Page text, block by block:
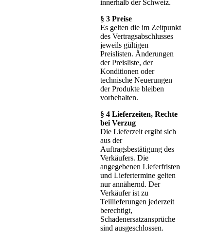
innerhalb der Schweiz.
§ 3 Preise
Es gelten die im Zeitpunkt
des Vertragsabschlusses
jeweils gültigen
Preislisten. Änderungen
der Preisliste, der
Konditionen oder
technische Neuerungen
der Produkte bleiben
vorbehalten.
§ 4 Lieferzeiten, Rechte
bei Verzug
Die Lieferzeit ergibt sich
aus der
Auftragsbestätigung des
Verkäufers. Die
angegebenen Lieferfristen
und Liefertermine gelten
nur annähernd. Der
Verkäufer ist zu
Teillieferungen jederzeit
berechtigt,
Schadenersatzansprüche
sind ausgeschlossen.